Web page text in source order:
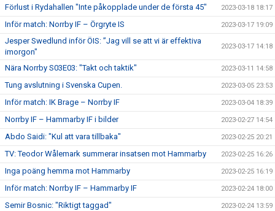
Förlust i Rydahallen "Inte påkopplade under de första 45" 2023-03-18 18:17
Inför match: Norrby IF – Örgryte IS 2023-03-17 19:09
Jesper Swedlund inför ÖIS: ”Jag vill se att vi är effektiva
imorgon"
2023-03-17 14:18
Nära Norrby S03E03: "Takt och taktik" 2023-03-11 14:58
Tung avslutning i Svenska Cupen. 2023-03-05 23:53
Inför match: IK Brage – Norrby IF 2023-03-04 18:39
Norrby IF – Hammarby IF i bilder 2023-02-27 14:54
Abdo Saidi: "Kul att vara tillbaka" 2023-02-25 20:21
TV: Teodor Wålemark summerar insatsen mot Hammarby 2023-02-25 16:26
Inga poäng hemma mot Hammarby 2023-02-25 16:19
Inför match: Norrby IF – Hammarby IF 2023-02-24 18:00
Semir Bosnic: "Riktigt taggad" 2023-02-24 13:59